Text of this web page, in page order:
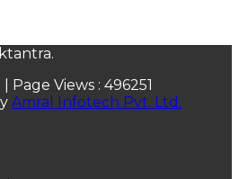
| Page Views : 496251
Amral Infotech Pvt. Ltd.